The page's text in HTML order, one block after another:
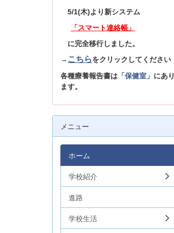
5/1(木)より新システム
「スマート連絡帳」
に完全移行しました。
→ こちらをクリックしてください
各種療養報告書は 「保健室」 にあり
ます。
メニュー
ホーム
学校紹介
進路
学校生活